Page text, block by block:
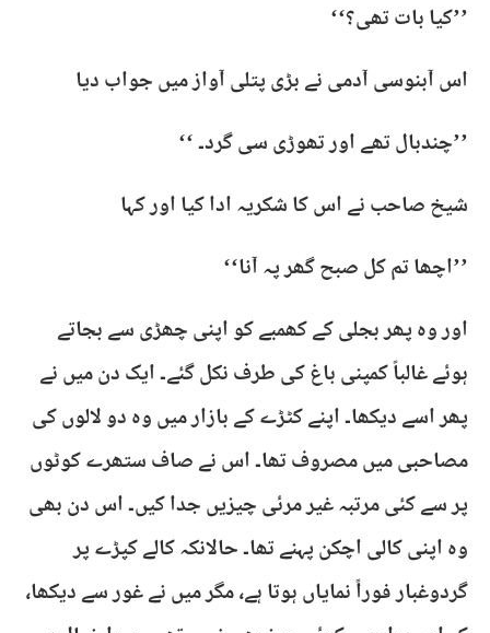
’’کیا بات تھی؟‘‘
اس آبنوسی آدمی نے بڑی پتلی آواز میں جواب دیا
’’چندبال تھے اور تھوڑی سی گرد۔ ‘‘
شیخ صاحب نے اس کا شکریہ ادا کیا اور کہا
’’اچھا تم کل صبح گھر پہ آنا‘‘
اور وہ پھر بجلی کے کھمبے کو اپنی چھڑی سے بجاتے
ہوئے غالباً کمپنی باغ کی طرف نکل گئے۔ ایک دن میں نے
پھر اسے دیکھا۔ اپنے کٹڑے کے بازار میں وہ دو لالوں کی
مصاحبی میں مصروف تھا۔ اس نے صاف ستھرے کوٹوں
پر سے کئی مرتبہ غیر مرئی چیزیں جدا کیں۔ اس دن بھی
وہ اپنی کالی اچکن پہنے تھا۔ حالانکہ کالے کپڑے پر
گردوغبار فوراً نمایاں ہوتا ہے، مگر میں نے غور سے دیکھا،